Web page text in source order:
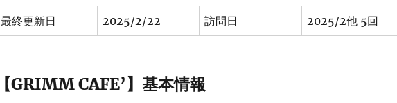
最終更新日 2025/2/22 訪問日 2025/2他 5回
【GRIMM CAFE’】基本情報